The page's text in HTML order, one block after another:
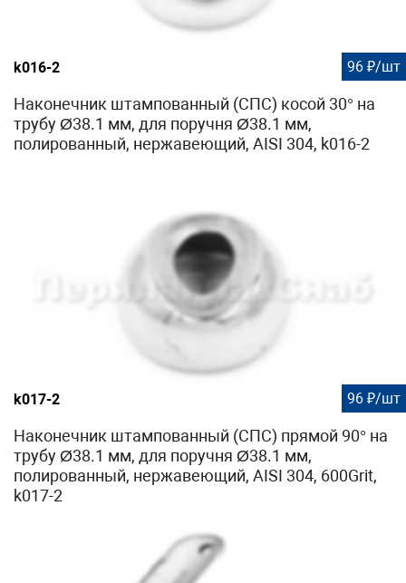
k016-2 96 ₽/шт
Наконечник штампованный (СПС) косой 30° на
трубу Ø38.1 мм, для поручня Ø38.1 мм,
полированный, нержавеющий, AISI 304, k016-2
k017-2 96 ₽/шт
Наконечник штампованный (СПС) прямой 90° на
трубу Ø38.1 мм, для поручня Ø38.1 мм,
полированный, нержавеющий, AISI 304, 600Grit,
k017-2